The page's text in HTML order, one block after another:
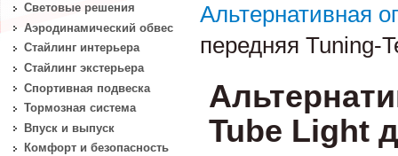
Альтернативная
передняя Tuning-
Tube Light
Световые решения
Аэродинамический обвес
Стайлинг интерьера
Стайлинг экстерьера
Спортивная подвеска
Тормозная система
Впуск и выпуск
Комфорт и безопасность